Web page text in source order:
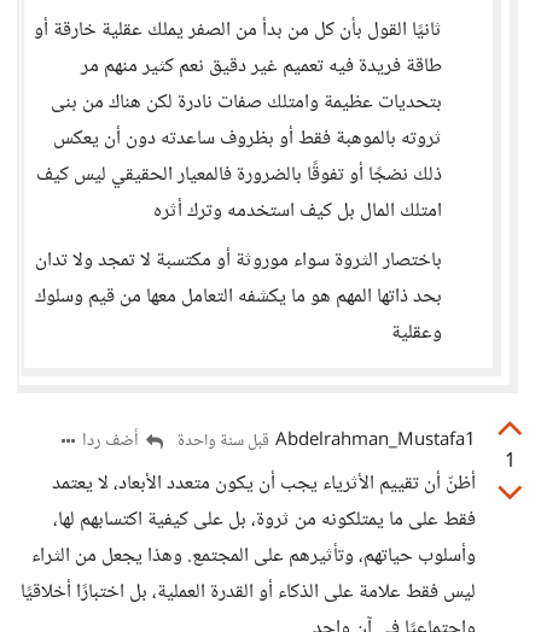
ثانيًا القول بأن كل من بدأ من الصفر يملك عقلية خارقة أو
طاقة فريدة فيه تعميم غير دقيق نعم كثير منهم مر
بتحديات عظيمة وامتلك صفات نادرة لكن هناك من بنى
ثروته بالموهبة فقط أو بظروف ساعدته دون أن يعكس
ذلك نضجًا أو تفوقًا بالضرورة فالمعيار الحقيقي ليس كيف
امتلك المال بل كيف استخدمه وترك أثره
باختصار الثروة سواء موروثة أو مكتسبة لا تمجد ولا تدان
بحد ذاتها المهم هو ما يكشفه التعامل معها من قيم وسلوك
وعقلية
1
Abdelrahman_Mustafa1 قبل سنة واحدة أضف ردا
أظنّ أن تقييم الأثرياء يجب أن يكون متعدد الأبعاد، لا يعتمد
فقط على ما يمتلكونه من ثروة، بل على كيفية اكتسابهم لها،
وأسلوب حياتهم، وتأثيرهم على المجتمع. وهذا يجعل من الثراء
ليس فقط علامة على الذكاء أو القدرة العملية، بل اختبارًا أخلاقيًا